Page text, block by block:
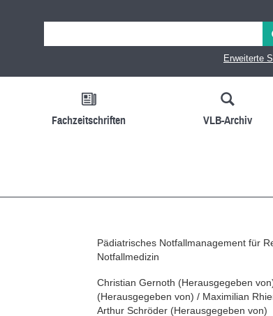
Erweiterte
Fachzeitschriften VLB-Archiv
Pädiatrisches Notfallmanagement für
Notfallmedizin
Christian Gernoth (Herausgegeben von
(Herausgegeben von) / Maximilian
Arthur Schröder (Herausgegeben von)